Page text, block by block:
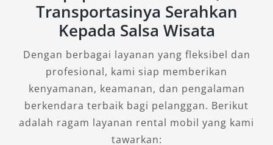
Alphard ini ideal untuk sewa jangka pendek
maupun panjang, baik di dalam kota maupun
perjalanan antar kota.
3. New Alphard 2.5 X CVT
(Premium Color)
Dirancang untuk kebutuhan mobilitas
Transportasinya Serahkan
Kepada Salsa Wisata
Dengan berbagai layanan yang fleksibel dan
profesional, kami siap memberikan
kenyamanan, keamanan, dan pengalaman
berkendara terbaik bagi pelanggan. Berikut
adalah ragam layanan rental mobil yang kami
tawarkan: